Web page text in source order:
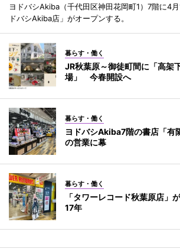
ヨドバシAkiba（千代田区神田花岡町1）7階に4
ドバシAkiba店」がオープンする。
暮らす・働く
JR秋葉原～御徒町間に「高架
場」 今春開設へ
暮らす・働く
ヨドバシAkiba7階の書店「
の営業に幕
暮らす・働く
「タワーレコード秋葉原店
17年